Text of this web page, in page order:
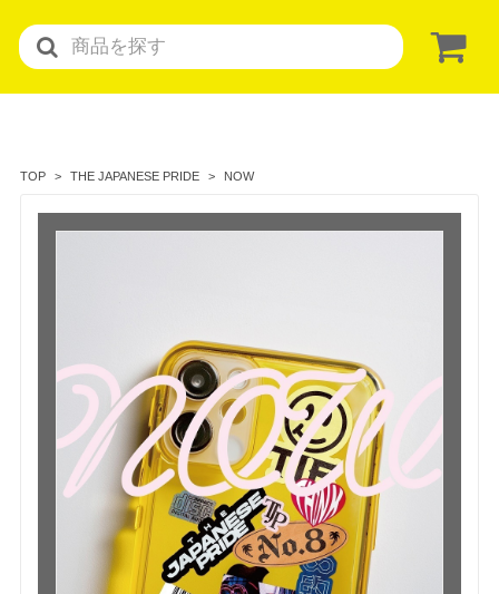
TOP THE JAPANESE PRIDE NOW